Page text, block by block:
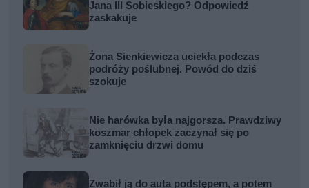
Jana III Sobieskiego? Odpowiedź
zaskakuje
Żona Sienkiewicza uciekła podczas
podróży poślubnej. Powód do dziś
szokuje
Nie harówka była najgorsza. Prawdziwy
koszmar chłopek zaczynał się po
zamknięciu drzwi domu
Zwabił ją do auta podstępem, a potem